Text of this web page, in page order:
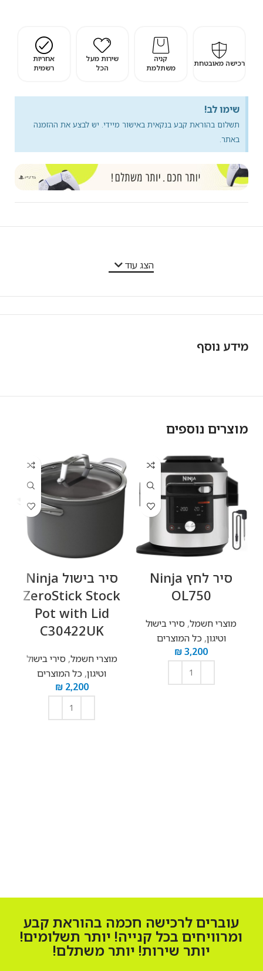
רכישה מאובטחת
קניה
משתלמת
שירות מעל
הכל
אחריות
רשמית
שימו לב!
תשלום בהוראת קבע בנקאית באישור מיידי. יש לבצע את ההזמנה
באתר.
הצג עוד
מידע נוסף
מוצרים נוספים
‏סיר לחץ Ninja
OL750
מוצרי חשמל, סירי בישול
וטיגון,כל המוצרים
₪3,200
‏סיר בישול Ninja
ZeroStick Stock
Pot with Lid
C30422UK
מוצרי חשמל, סירי בישול
וטיגון, כל המוצרים
₪2,200
עוברים לרכישה חכמה בהוראת קבע
ומרוויחים בכל קנייה! יותר תשלומים!
יותר שירות! יותר משתלם!